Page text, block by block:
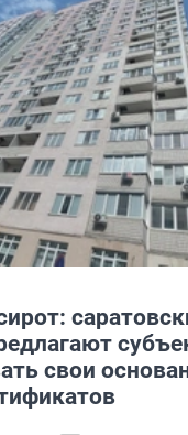
свои